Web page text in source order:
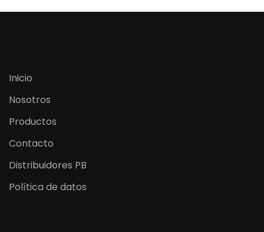
Inicio
Nosotros
Productos
Contacto
Distribuidores PB
Política de datos